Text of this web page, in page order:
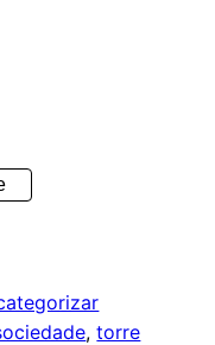
, torre